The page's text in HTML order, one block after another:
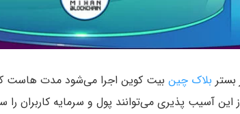
بستر بلاک چین بیت کوین اجرا می‌شود مدت هاست
این آسیب پذیری می‌توانند پول و سرمایه کاربران را